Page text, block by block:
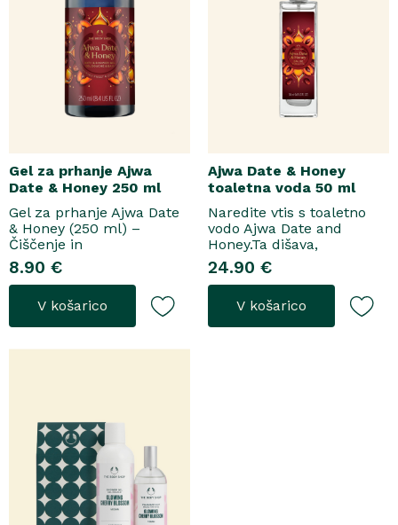
Gel za prhanje Ajwa
Date & Honey 250 ml
Gel za prhanje Ajwa Date
& Honey (250 ml) –
Čiščenje in
pomladitevSpremenite
svoje vsakodnevno
prhanje v razkošen
orientalski ritual z gelom
za prhanje Ajwa Date &
8.90 €
V košarico
Ajwa Date & Honey
toaletna voda 50 ml
Naredite vtis s toaletno
vodo Ajwa Date and
Honey.Ta dišava,
zasnovana tako za
razkošne priložnosti kot
za vsakodnevno nošenje,
se odpre z notami suhega
grozdja, labana in frezije,
24.90 €
V košarico